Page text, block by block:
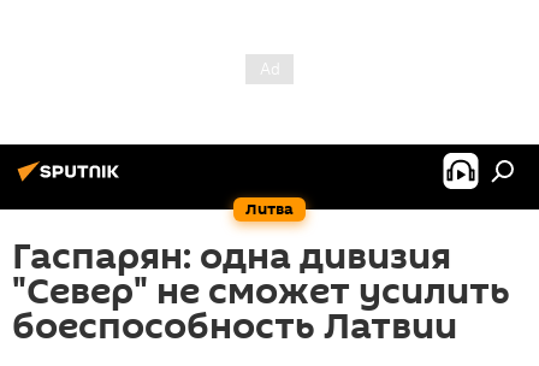
Литва
Гаспарян: одна дивизия
"Север" не сможет усилить
боеспособность Латвии